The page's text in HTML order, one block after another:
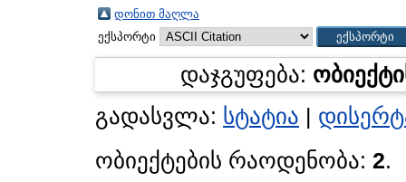
დონით მაღლა
ექსპორტი
დაჯგუფება:
გადასვლა: სტატია
ობიექტების რაოდენობა: 2.